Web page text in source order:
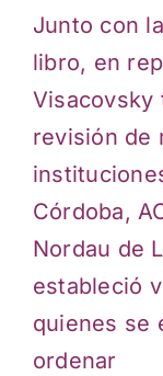
Junto con
libro, en
Visacovsky
revisión de
Córdoba,
Nordau de
estableció
quienes se
ordenar